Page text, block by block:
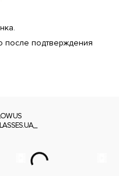
после подтверждения
US